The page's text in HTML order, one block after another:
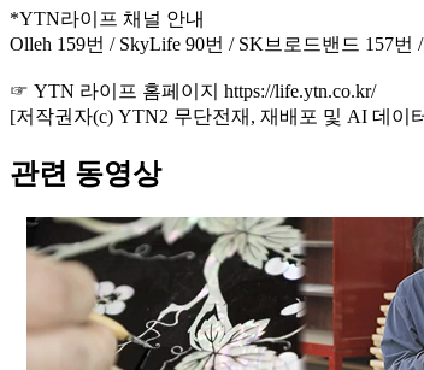
*YTN라이프 채널 안내
Olleh 159번 / SkyLife 90번 / SK브로드밴드 157번
☞ YTN 라이프 홈페이지 https://life.ytn.co.kr/
[저작권자(c) YTN2 무단전재, 재배포 및 AI 데이
관련 동영상